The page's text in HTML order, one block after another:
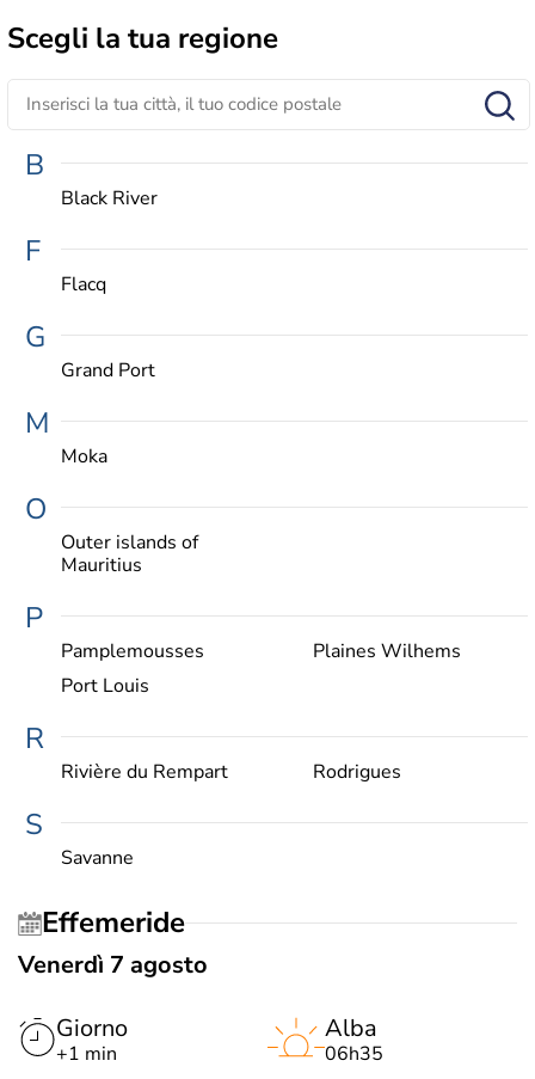
Scegli la tua regione
B
Black River
F
Flacq
G
Grand Port
M
Moka
O
Outer islands of
Mauritius
P
Pamplemousses
Plaines Wilhems
Port Louis
R
Rivière du Rempart Rodrigues
S
Savanne
Effemeride
Venerdì 7 agosto
Giorno
+1 min
Alba
06h35